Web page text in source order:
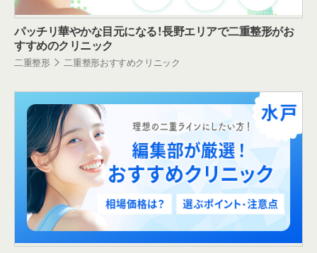
パッチリ華やかな目元になる！長野エリアで二重整形がお
すすめのクリニック
二重整形 二重整形おすすめクリニック